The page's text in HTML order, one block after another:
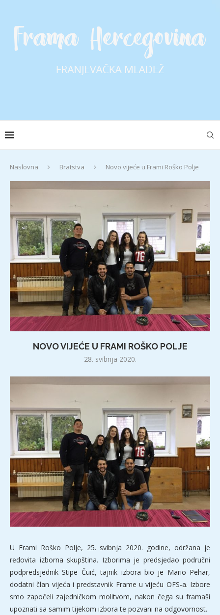
Naslovna Bratstva Novo vijeće u Frami Roško Polje
NOVO VIJEĆE U FRAMI ROŠKO POLJE
28. svibnja 2020.
U Frami Roško Polje, 25. svibnja 2020. godine, održana je
redovita izborna skupština. Izborima je predsjedao područni
podpredsjednik Stipe Čuić, tajnik izbora bio je Mario Pehar,
dodatni član vijeća i predstavnik Frame u vijeću OFS-a. Izbore
smo započeli zajedničkom molitvom, nakon čega su framaši
upoznati sa samim tijekom izbora te pozvani na odgovornost.